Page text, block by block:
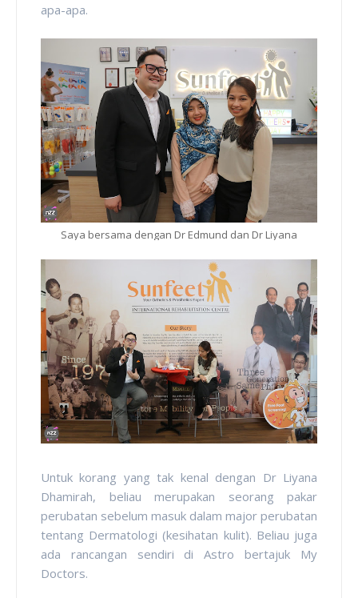
apa-apa.
Saya bersama dengan Dr Edmund dan Dr Liyana
Untuk korang yang tak kenal dengan Dr Liyana
Dhamirah, beliau merupakan seorang pakar
perubatan sebelum masuk dalam major perubatan
tentang Dermatologi (kesihatan kulit). Beliau juga
ada rancangan sendiri di Astro bertajuk My
Doctors.